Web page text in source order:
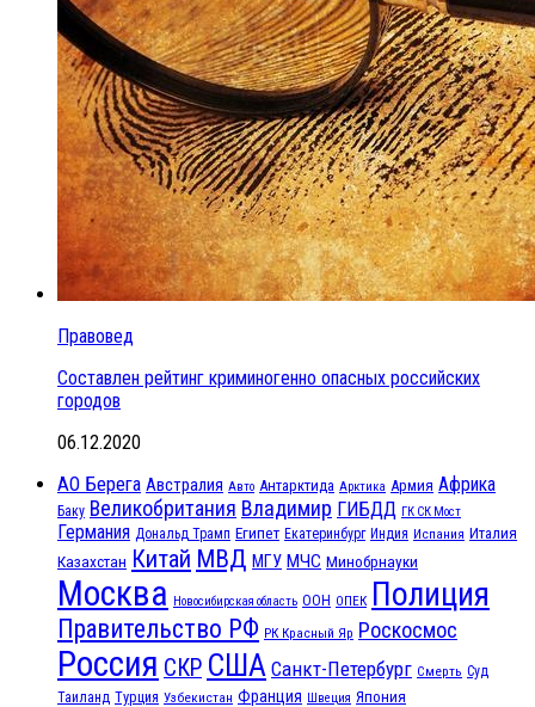
Правовед
Составлен рейтинг криминогенно опасных российских
городов
06.12.2020
АО Берега Австралия Авто Антарктида Арктика Армия Африка
Баку Великобритания Владимир ГИБДД ГК СК Мост
Германия Дональд Трамп Египет Екатеринбург Индия Испания Италия
Казахстан Китай МВД МГУ МЧС Минобрнауки
Москва Новосибирская область ООН ОПЕК Полиция
Правительство РФ РК Красный Яр Роскосмос
Россия СКР США Санкт-Петербург Смерть Суд
Таиланд Турция Узбекистан Франция Швеция Япония